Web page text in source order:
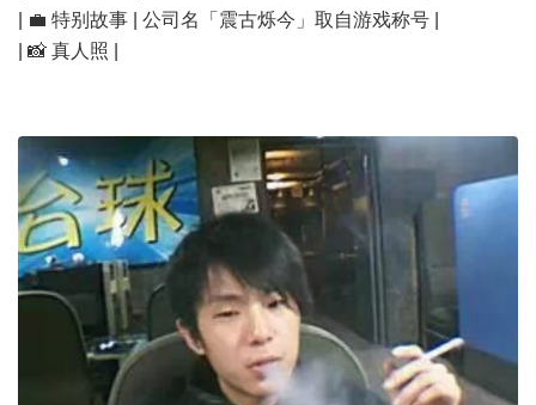
| 💼 特别故事 | 公司名「震古烁今」取自游戏称号 |
| 📸 真人照 |